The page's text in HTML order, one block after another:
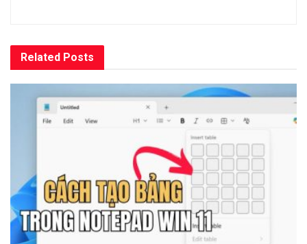
Related Posts